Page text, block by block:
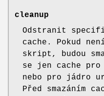
cleanup
Odstranit
cache. Pokud
skript, budou
se jen cache
nebo pro jádro
Před smazáním